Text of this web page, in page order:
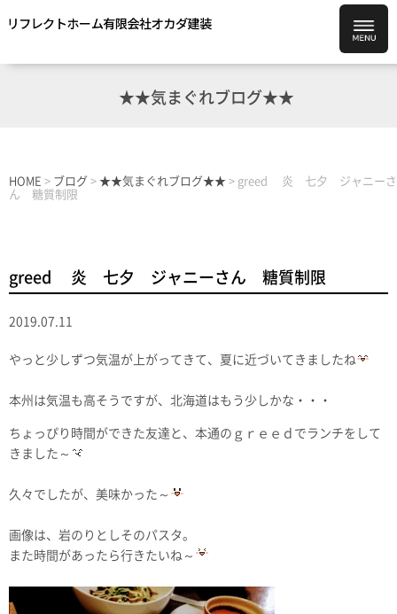
★★気まぐれブログ★★
HOME > ブログ > ★★気まぐれブログ★★ > greed 炎 七夕 ジャニーさ
ん 糖質制限
greed 炎 七夕 ジャニーさん 糖質制限
2019.07.11
やっと少しずつ気温が上がってきて、夏に近づいてきましたね
本州は気温も高そうですが、北海道はもう少しかな・・・
ちょっぴり時間ができた友達と、本通のｇｒｅｅｄでランチをして
きました～
久々でしたが、美味かった～
画像は、岩のりとしそのパスタ。
また時間があったら行きたいね～